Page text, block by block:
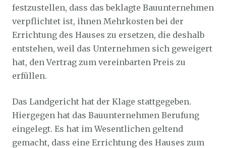
festzustellen, dass das beklagte Bauunternehmen
verpflichtet ist, ihnen Mehrkosten bei der
Errichtung des Hauses zu ersetzen, die deshalb
entstehen, weil das Unternehmen sich geweigert
hat, den Vertrag zum vereinbarten Preis zu
erfüllen.
Das Landgericht hat der Klage stattgegeben.
Hiergegen hat das Bauunternehmen Berufung
eingelegt. Es hat im Wesentlichen geltend
gemacht, dass eine Errichtung des Hauses zum